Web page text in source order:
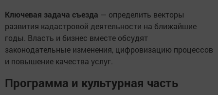
Ключевая задача съезда — определить векторы
развития кадастровой деятельности на ближайшие
годы. Власть и бизнес вместе обсудят
законодательные изменения, цифровизацию процессов
и повышение качества услуг.
Программа и культурная часть